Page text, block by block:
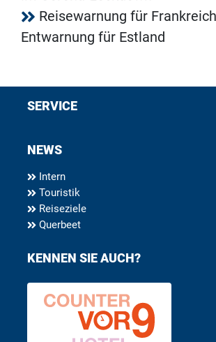
Reisewarnung für
Entwarnung für Estland
SERVICE
NEWS
Intern
Touristik
Reiseziele
Querbeet
KENNEN SIE AUCH?